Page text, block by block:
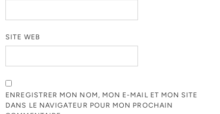
SITE WEB
ENREGISTRER MON NOM, MON E-MAIL ET MON SITE
DANS LE NAVIGATEUR POUR MON PROCHAIN